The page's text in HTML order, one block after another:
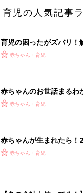
ら絶対チクタクメール便！
PR（チクタクメール便）
ランキングをもっと見る